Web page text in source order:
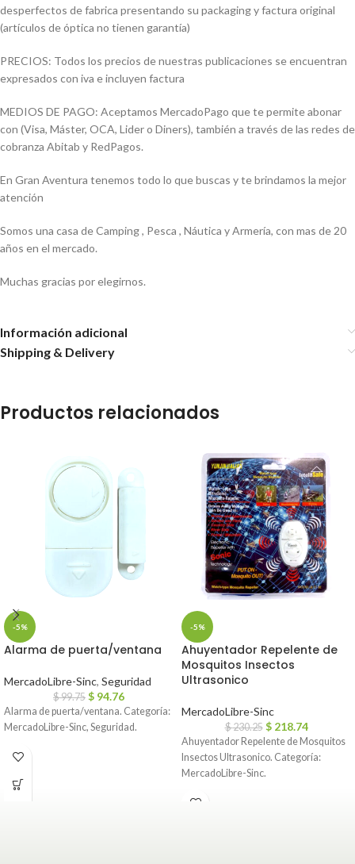
desperfectos de fabrica presentando su packaging y factura original
(artículos de óptica no tienen garantía)
PRECIOS: Todos los precios de nuestras publicaciones se encuentran
expresados con iva e incluyen factura
MEDIOS DE PAGO: Aceptamos MercadoPago que te permite abonar
con (Visa, Máster, OCA, Lider o Diners), también a través de las redes de
cobranza Abitab y RedPagos.
En Gran Aventura tenemos todo lo que buscas y te brindamos la mejor
atención
Somos una casa de Camping , Pesca , Náutica y Armería, con mas de 20
años en el mercado.
Muchas gracias por elegirnos.
Información adicional
Shipping & Delivery
Productos relacionados
-5%
Alarma de puerta/ventana
MercadoLibre-Sinc, Seguridad
$99.75 $ 94.76
Alarma de puerta/ventana. Categoría:
MercadoLibre-Sinc, Seguridad.
-5%
Ahuyentador Repelente de
Mosquitos Insectos
Ultrasonico
MercadoLibre-Sinc
$230.25 $ 218.74
Ahuyentador Repelente de Mosquitos
Insectos Ultrasonico. Categoría:
MercadoLibre-Sinc.